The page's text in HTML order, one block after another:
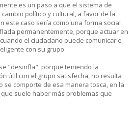
es un paso a que el sistema de
político y cultural, a favor de la
este caso sería como una forma social
permanentemente, porque actuar en
el ciudadano puede comunicar e
con su grupo.
"desinfla", porque teniendo la
útil con el grupo satisfecha, no resulta
se comporte de esa manera tosca, en la
suele haber más problemas que